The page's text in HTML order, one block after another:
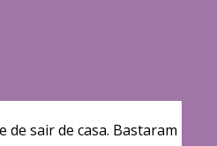
de sair de casa. Bastaram